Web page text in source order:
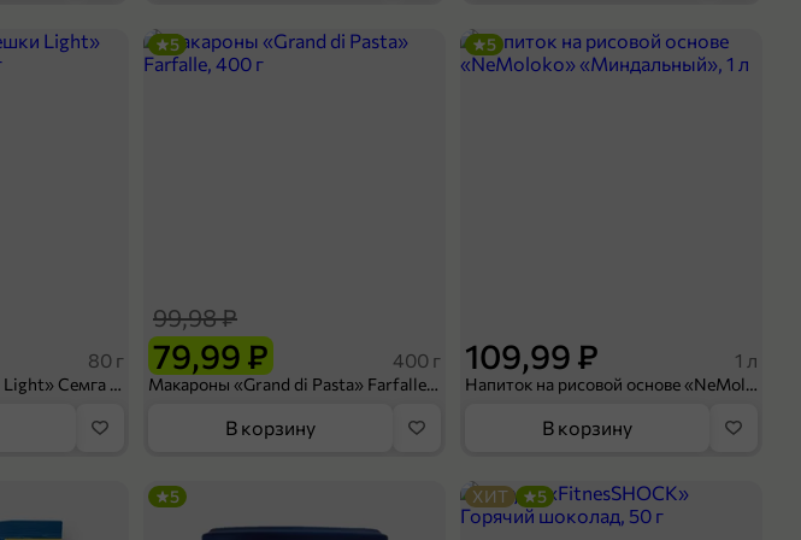
80 г
Сухарики «Кириешки Light» Семга с сыром, 80 г
79,99 ₽
99,98 ₽
400 г
Макароны «Grand di Pasta» Farfalle, 400 г
5
В корзину
109,99 ₽ 1 л
Напиток на рисовой основе «NeMoloko» «Миндальный», 1 л
5
В корзину
5 ХИТ 5